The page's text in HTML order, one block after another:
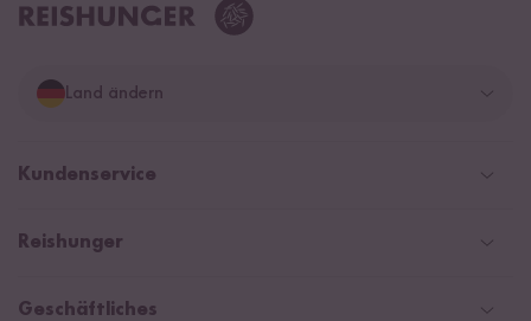
Land ändern
Deutschland
Niederlande
Kundenservice
Help Center & FAQ
Zahlarten
Reishunger
Newsletter
Geschäftliches